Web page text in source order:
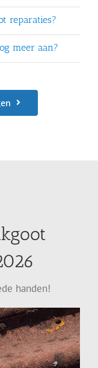
reparaties?
meer aan?
handen!